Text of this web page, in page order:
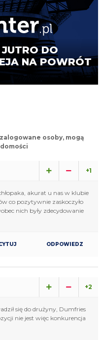
DO
NA POWRÓT
osoby, mogą
+1
akurat u nas w klubie
co pozytywnie zaskoczyło
nich były zdecydowanie
ODPOWIEDZ
+2
się do drużyny, Dumfries
nie jest więc konkurencja